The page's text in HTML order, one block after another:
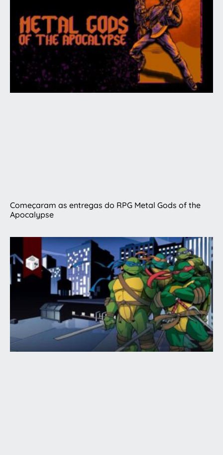
Começaram as entregas do RPG Metal Gods of the
Apocalypse